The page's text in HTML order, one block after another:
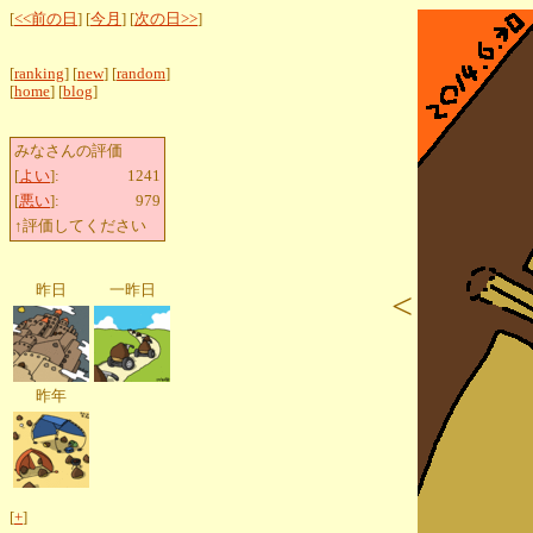
[<<前の日 ] [今月 ] [次の日>>]
[ranking] [new] [random]
[home] [blog]
みなさんの評価
[よい]:
1241
[悪い]:
979
↑評価してください
昨日 一昨日
昨年
[+]
<